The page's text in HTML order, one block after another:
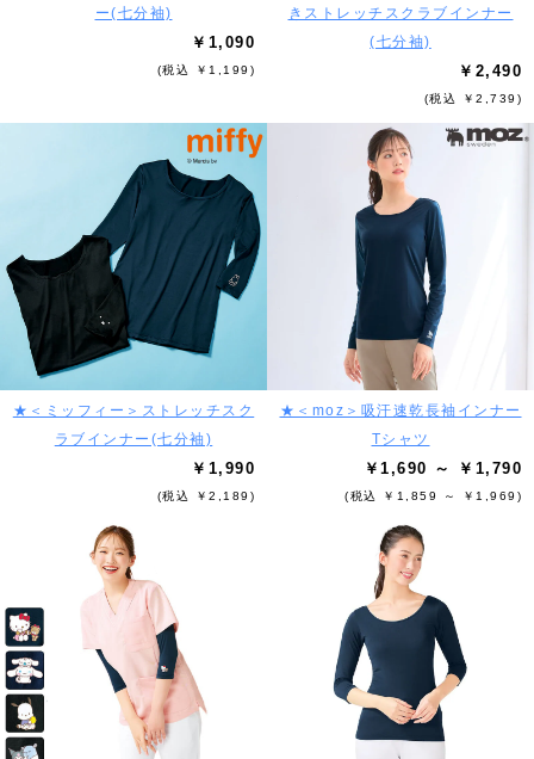
ー(七分袖)
￥1,090
(税込 ￥1,199)
きストレッチスクラブインナー
(七分袖)
￥2,490
(税込 ￥2,739)
★＜ミッフィー＞ストレッチスク
ラブインナー(七分袖)
￥1,990
(税込 ￥2,189)
★＜moz＞吸汗速乾長袖インナー
Tシャツ
￥1,690 ～ ￥1,790
(税込 ￥1,859 ～ ￥1,969)